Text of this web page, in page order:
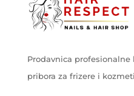
Prodavnica
pribora za frizere i